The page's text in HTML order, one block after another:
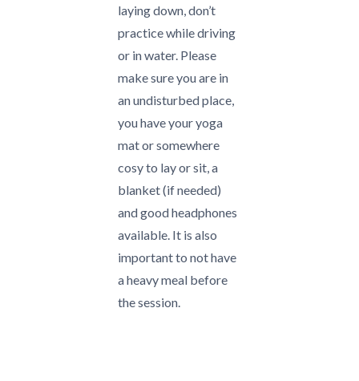
laying down, don’t
practice while driving
or in water. Please
make sure you are in
an undisturbed place,
you have your yoga
mat or somewhere
cosy to lay or sit, a
blanket (if needed)
and good headphones
available. It is also
important to not have
a heavy meal before
the session.